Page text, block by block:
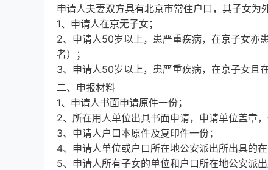
申请人夫妻双方具有北京市常住户口，其子女为
1、申请人在京无子女；
2、申请人50岁以上，患严重疾病，在京子女亦
者）；
3、申请人50岁以上，患严重疾病，在京子女
二、申报材料
1、申请人书面申请原件一份；
2、所在用人单位出具书面申请，申请单位盖章，
3、申请人户口本原件及复印件一份；
4、申请人单位或户口所在地公安派出所出具的
5、申请人所有子女的单位和户口所在地公安派出